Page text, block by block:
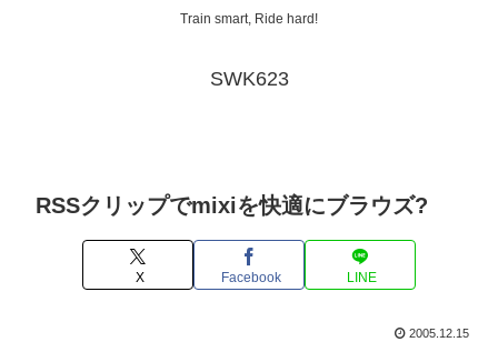
Train smart, Ride hard!
SWK623
RSSクリップでmixiを快適にブラウズ?
X Facebook LINE
2005.12.15